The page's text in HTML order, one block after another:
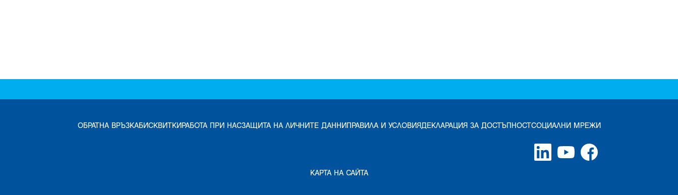
ОБРАТНА ВРЪЗКАБИСКВИТКИ РАБОТА ПРИ НАСЗАЩИТА НА ЛИЧНИТЕ ДАННИ ПРАВИЛА И УСЛОВИЯДЕКЛАРАЦИЯ ЗА ДОСТЪПНОСТ СОЦИАЛНИ МРЕЖИ
КАРТА НА САЙТА